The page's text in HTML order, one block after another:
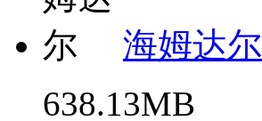
海姆达尔
638.13MB